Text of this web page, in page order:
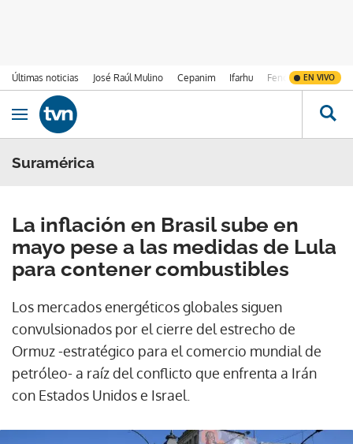
Últimas noticias José Raúl Mulino Cepanim Ifarhu Fenómeno de El
EN VIVO
Ir al contenido
Obrir navegació
Suramérica
La inflación en Brasil sube en
mayo pese a las medidas de Lula
para contener combustibles
Los mercados energéticos globales siguen
convulsionados por el cierre del estrecho de
Ormuz -estratégico para el comercio mundial de
petróleo- a raíz del conflicto que enfrenta a Irán
con Estados Unidos e Israel.